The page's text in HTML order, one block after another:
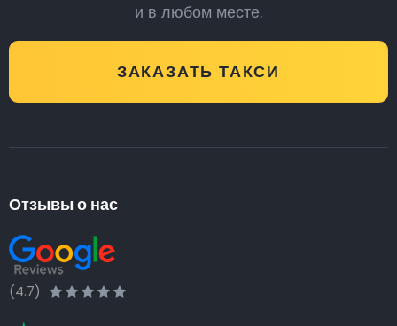
и в любом месте.
ЗАКАЗАТЬ ТАКСИ
Отзывы о нас
(4.7)